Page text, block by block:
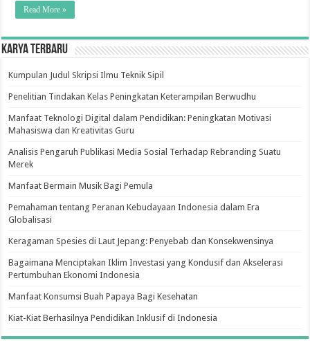
Read More »
Karya Terbaru
Kumpulan Judul Skripsi Ilmu Teknik Sipil
Penelitian Tindakan Kelas Peningkatan Keterampilan Berwudhu
Manfaat Teknologi Digital dalam Pendidikan: Peningkatan Motivasi
Mahasiswa dan Kreativitas Guru
Analisis Pengaruh Publikasi Media Sosial Terhadap Rebranding Suatu
Merek
Manfaat Bermain Musik Bagi Pemula
Pemahaman tentang Peranan Kebudayaan Indonesia dalam Era
Globalisasi
Keragaman Spesies di Laut Jepang: Penyebab dan Konsekwensinya
Bagaimana Menciptakan Iklim Investasi yang Kondusif dan Akselerasi
Pertumbuhan Ekonomi Indonesia
Manfaat Konsumsi Buah Papaya Bagi Kesehatan
Kiat-Kiat Berhasilnya Pendidikan Inklusif di Indonesia